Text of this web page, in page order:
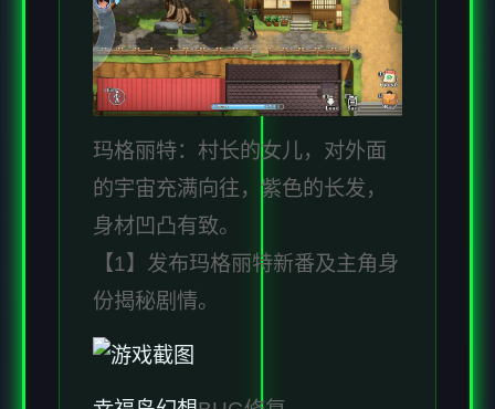
玛格丽特：村长的女儿，对外面
的宇宙充满向往，紫色的长发，
身材凹凸有致。
【1】发布玛格丽特新番及主角身
份揭秘剧情。